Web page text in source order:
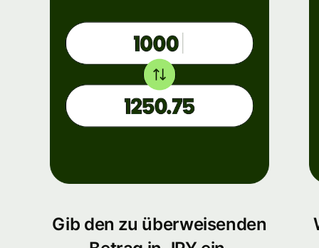
Gib den zu überweisenden